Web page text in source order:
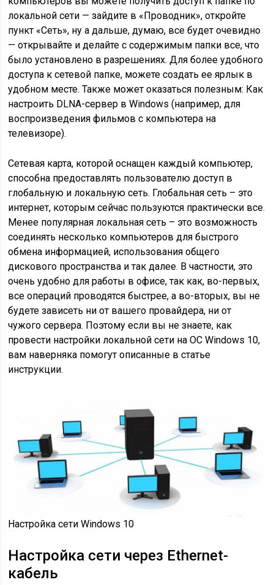
локальной сети — зайдите в «Проводник», откройте
пункт «Сеть», ну а дальше, думаю, все будет очевидно
— открывайте и делайте с содержимым папки все, что
было установлено в разрешениях. Для более удобного
доступа к сетевой папке, можете создать ее ярлык в
удобном месте. Также может оказаться полезным: Как
настроить DLNA-сервер в Windows (например, для
воспроизведения фильмов с компьютера на
телевизоре).
Сетевая карта, которой оснащен каждый компьютер,
способна предоставлять пользователю доступ в
глобальную и локальную сеть. Глобальная сеть – это
интернет, которым сейчас пользуются практически все.
Менее популярная локальная сеть – это возможность
соединять несколько компьютеров для быстрого
обмена информацией, использования общего
дискового пространства и так далее. В частности, это
очень удобно для работы в офисе, так как, во-первых,
все операций проводятся быстрее, а во-вторых, вы не
будете зависеть ни от вашего провайдера, ни от
чужого сервера. Поэтому если вы не знаете, как
провести настройки локальной сети на ОС Windows 10,
вам наверняка помогут описанные в статье
инструкции.
Настройка сети Windows 10
Настройка сети через Ethernet-
кабель